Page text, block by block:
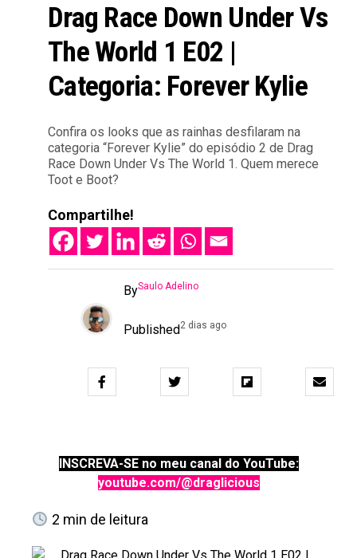
Drag Race Down Under Vs
The World 1 E02 |
Categoria: Forever Kylie
Confira os looks que as rainhas desfilaram na
categoria “Forever Kylie” do episódio 2 de Drag
Race Down Under Vs The World 1. Quem merece
Toot e Boot?
Compartilhe!
BySaulo Adelino
Published2 dias ago
INSCREVA-SE no meu canal do YouTube:
youtube.com/@draglicious
2 min de leitura